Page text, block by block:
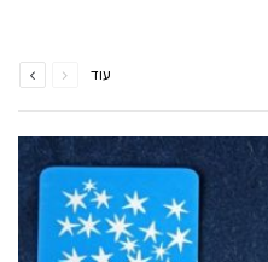
עודעמוד
עמוד